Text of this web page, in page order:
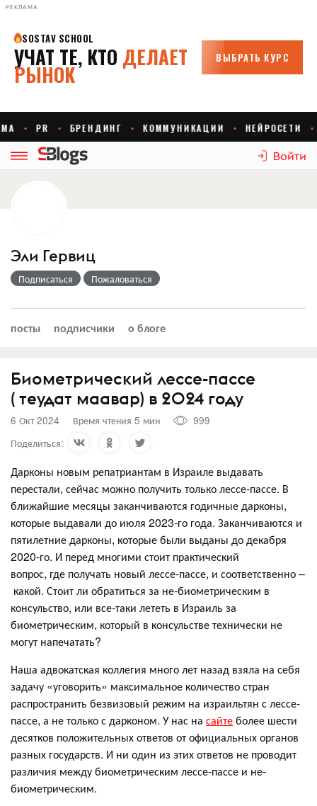
РЕКЛАМА
Войти
Эли Гервиц
Подписаться Пожаловаться
посты подписчики о блоге
Биометрический лессе-пассе
( теудат маавар) в 2024 году
6 Окт 2024 Время чтения 5 мин
999
Поделиться:
Дарконы новым репатриантам в Израиле выдавать
перестали, сейчас можно получить только лессе-пассе. В
ближайшие месяцы заканчиваются годичные дарконы,
которые выдавали до июля 2023-го года. Заканчиваются и
пятилетние дарконы, которые были выданы до декабря
2020-го. И перед многими стоит практический
вопрос, где получать новый лессе-пассе, и соответственно –
какой. Стоит ли обратиться за не-биометрическим в
консульство, или все-таки лететь в Израиль за
биометрическим, который в консульстве технически не
могут напечатать?
Наша адвокатская коллегия много лет назад взяла на себя
задачу «уговорить» максимальное количество стран
распространить безвизовый режим на израильтян с лессе-
пассе, а не только с дарконом. У нас на сайтеболее шести
десятков положительных ответов от официальных органов
разных государств. И ни один из этих ответов не проводит
различия между биометрическим лессе-пассе и не-
биометрическим.